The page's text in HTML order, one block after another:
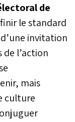
de
le standard
invitation
l’action
mais
culture